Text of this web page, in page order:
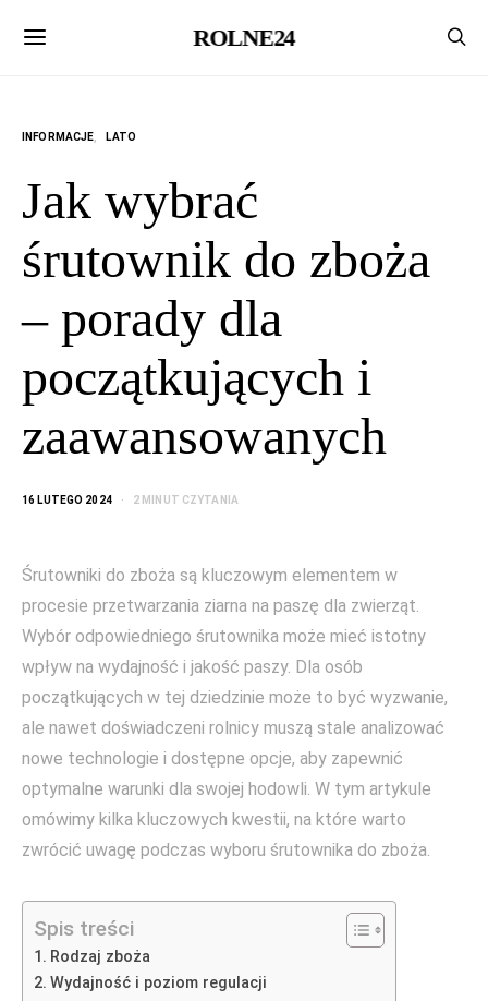
ROLNE24
INFORMACJE LATO
Jak wybrać
śrutownik do zboża
– porady dla
początkujących i
zaawansowanych
16 LUTEGO 2024 2 MINUT CZYTANIA
Śrutowniki do zboża są kluczowym elementem w
procesie przetwarzania ziarna na paszę dla zwierząt.
Wybór odpowiedniego śrutownika może mieć istotny
wpływ na wydajność i jakość paszy. Dla osób
początkujących w tej dziedzinie może to być wyzwanie,
ale nawet doświadczeni rolnicy muszą stale analizować
nowe technologie i dostępne opcje, aby zapewnić
optymalne warunki dla swojej hodowli. W tym artykule
omówimy kilka kluczowych kwestii, na które warto
zwrócić uwagę podczas wyboru śrutownika do zboża.
Spis treści
Rodzaj zboża
Wydajność i poziom regulacji